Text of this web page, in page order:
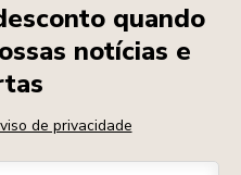
quando
notícias e
de privacidade